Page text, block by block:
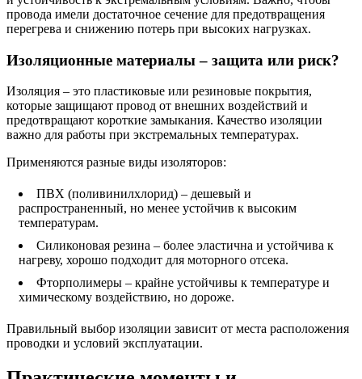
провода имели достаточное сечение для предотвращения
перегрева и снижению потерь при высоких нагрузках.
Изоляционные материалы – защита или риск?
Изоляция – это пластиковые или резиновые покрытия,
которые защищают провод от внешних воздействий и
предотвращают короткие замыкания. Качество изоляции
важно для работы при экстремальных температурах.
Применяются разные виды изоляторов:
ПВХ (поливинилхлорид) – дешевый и
распространенный, но менее устойчив к высоким
температурам.
Силиконовая резина – более эластична и устойчива к
нагреву, хорошо подходит для моторного отсека.
Фторполимеры – крайне устойчивы к температуре и
химическому воздействию, но дороже.
Правильный выбор изоляции зависит от места расположения
проводки и условий эксплуатации.